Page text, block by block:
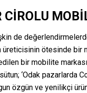
CİROLU
de
üreticisinin ötesinde bir
bir mobilite
‘Odak pazarlarda
özgün ve yenilikçi